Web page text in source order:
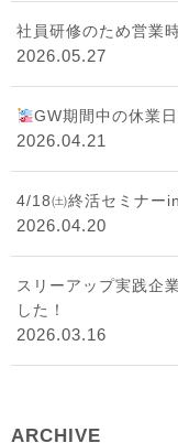
社員研修のため営業
2026.05.27
GW期間中の休業
2026.04.21
4/18㈯終活セミナー
2026.04.20
スリーアップ実践企
した！
2026.03.16
ARCHIVE